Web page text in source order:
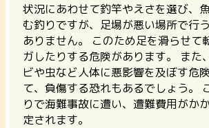
状況にあわせて釣竿やえさを選び、
む釣りですが、足場が悪い場所で行
ありません。 このため足を滑らせて
ガしたりする危険があります。 また
ビや虫など人体に悪影響を及ぼす危
て、負傷する恐れもあるでしょう。
りで海難事故に遭い、遭難費用がか
定されます。